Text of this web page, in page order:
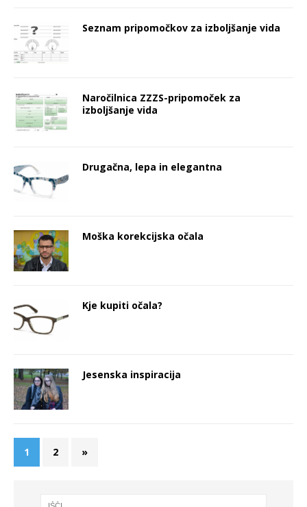
Seznam pripomočkov za izboljšanje vida
Naročilnica ZZZS-pripomoček za
izboljšanje vida
Drugačna, lepa in elegantna
Moška korekcijska očala
Kje kupiti očala?
Jesenska inspiracija
1 2 »